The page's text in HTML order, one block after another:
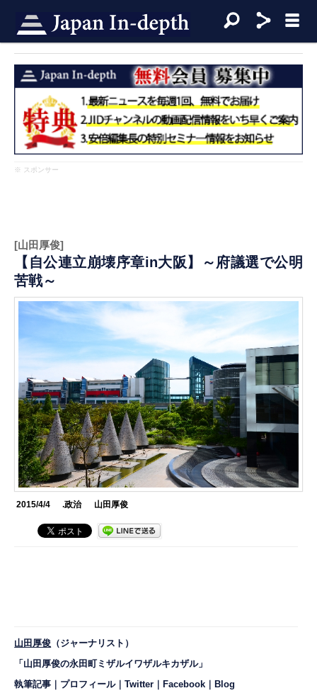
※ スポンサー
[山田厚俊]
【自公連立崩壊序章in大阪】～府議選で公明
苦戦～
2015/4/4 .政治 山田厚俊
山田厚俊 （ジャーナリスト）
「山田厚俊の永田町ミザルイワザルキカザル」
執筆記事
プロフィール｜Twitter Facebook Blog